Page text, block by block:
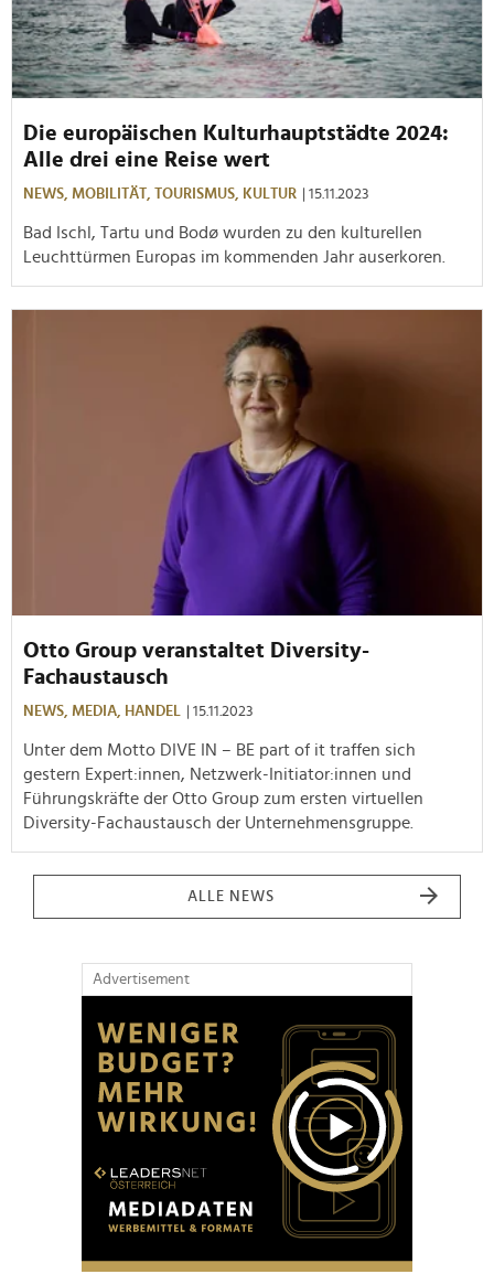
Die europäischen Kulturhauptstädte 2024:
Alle drei eine Reise wert
NEWS, MOBILITÄT, TOURISMUS, KULTUR | 15.11.2023
Bad Ischl, Tartu und Bodø wurden zu den kulturellen
Leuchttürmen Europas im kommenden Jahr auserkoren.
Otto Group veranstaltet Diversity-
Fachaustausch
NEWS, MEDIA, HANDEL | 15.11.2023
Unter dem Motto DIVE IN – BE part of it traffen sich
gestern Expert:innen, Netzwerk-Initiator:innen und
Führungskräfte der Otto Group zum ersten virtuellen
Diversity-Fachaustausch der Unternehmensgruppe.
ALLE NEWS
Advertisement